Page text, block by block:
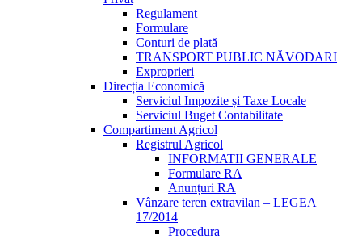
Regulament
Formulare
Conturi de plată
TRANSPORT PUBLIC NĂVODARI
Exproprieri
Direcția Economică
Serviciul Impozite și Taxe Locale
Serviciul Buget Contabilitate
Compartiment Agricol
Registrul Agricol
INFORMATII GENERALE
Formulare RA
Anunțuri RA
Vânzare teren extravilan – LEGEA
17/2014
Procedura